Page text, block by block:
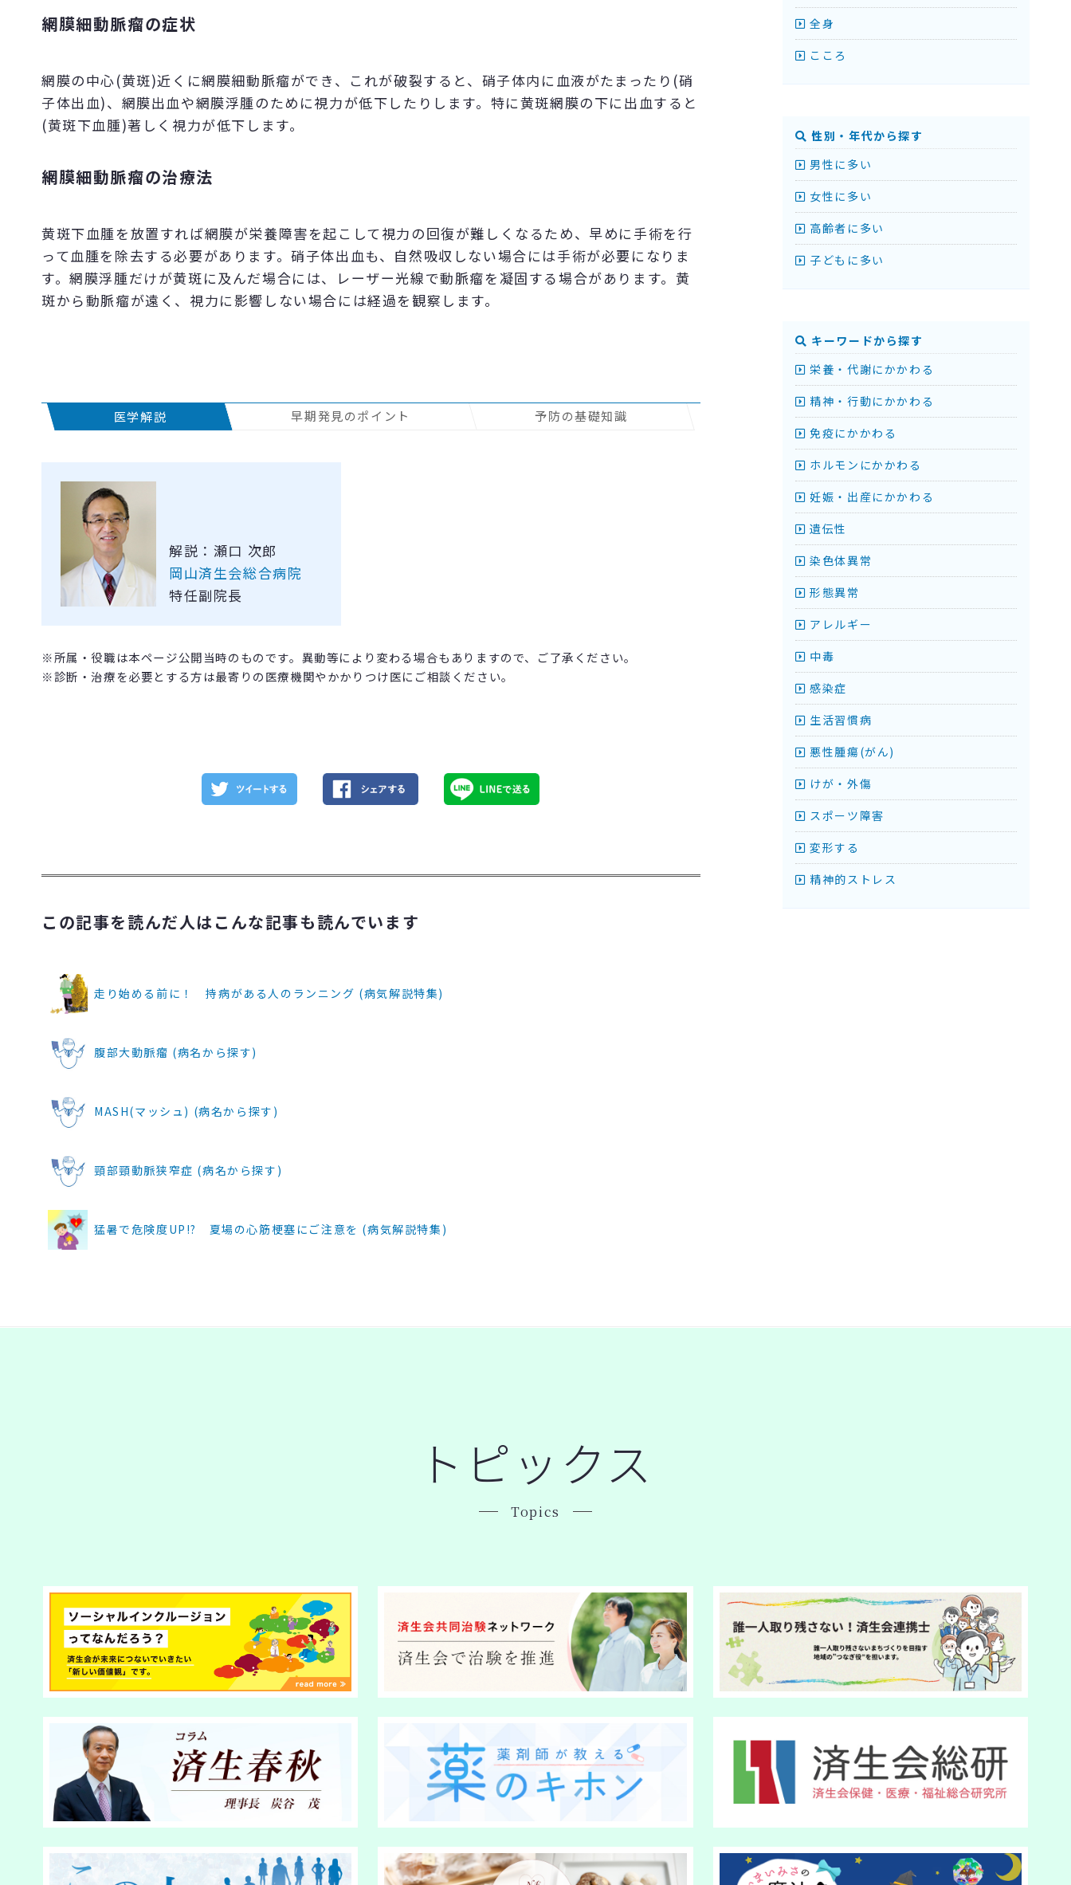
網膜細動脈瘤の症状
網膜の中心(黄斑)近くに網膜細動脈瘤ができ、これが破裂すると、硝子体内に血液がたまったり(硝
子体出血)、網膜出血や網膜浮腫のために視力が低下したりします。特に黄斑網膜の下に出血すると
(黄斑下血腫)著しく視力が低下します。
網膜細動脈瘤の治療法
黄斑下血腫を放置すれば網膜が栄養障害を起こして視力の回復が難しくなるため、早めに手術を行
って血腫を除去する必要があります。硝子体出血も、自然吸収しない場合には手術が必要になりま
す。網膜浮腫だけが黄斑に及んだ場合には、レーザー光線で動脈瘤を凝固する場合があります。黄
斑から動脈瘤が遠く、視力に影響しない場合には経過を観察します。
医学解説 早期発見のポイント 予防の基礎知識
解説：瀬口 次郎
岡山済生会総合病院
特任副院長
※所属・役職は本ページ公開当時のものです。異動等により変わる場合もありますので、ご了承ください。
※診断・治療を必要とする方は最寄りの医療機関やかかりつけ医にご相談ください。
この記事を読んだ人はこんな記事も読んでいます
走り始める前に！ 持病がある人のランニング (病気解説特集)
腹部大動脈瘤 (病名から探す)
MASH(マッシュ) (病名から探す)
頸部頸動脈狭窄症 (病名から探す)
猛暑で危険度UP!? 夏場の心筋梗塞にご注意を (病気解説特集)
全身
こころ
性別・年代から探す
男性に多い
女性に多い
高齢者に多い
子どもに多い
キーワードから探す
栄養・代謝にかかわる
精神・行動にかかわる
免疫にかかわる
ホルモンにかかわる
妊娠・出産にかかわる
遺伝性
染色体異常
形態異常
アレルギー
中毒
感染症
生活習慣病
悪性腫瘍(がん)
けが・外傷
スポーツ障害
変形する
精神的ストレス
トピックス
Topics